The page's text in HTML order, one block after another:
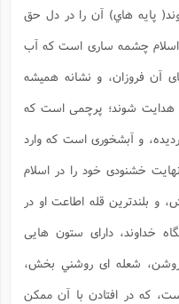
پايه هاي) آن را در دل حق
اسلام چشمه سارى است كه آب
آن فروزان، و نشانه هميشه
هدايت شوند؛ پرچمى است كه
و آبشخورى است كه وارد
خشنودى خود را در اسلام
و بلندترين قله اطاعت او در
خداوند، داراى ستون هايى
روشن، شعله اى روشني بخش،
كه در افتادن با آن ممكن